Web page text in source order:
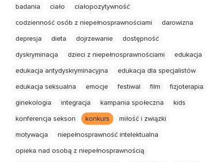
badania
ciało
ciałopozytywność
codzienność osób z niepełnosprawnościami
darowizna
depresja
dieta dojrzewanie
dostępność
dyskryminacja
dzieci z niepełnosprawnościami
edukacja
edukacja antydyskryminacyjna
edukacja dla specjalistów
edukacja seksualna
emocje festiwal film
fizjoterapia
ginekologia
integracja kampania społeczna
kids
konferencja sekson
konkurs
miłość i związki
motywacja
niepełnosprawność intelektualna
opieka nad osobą z niepełnosprawnością